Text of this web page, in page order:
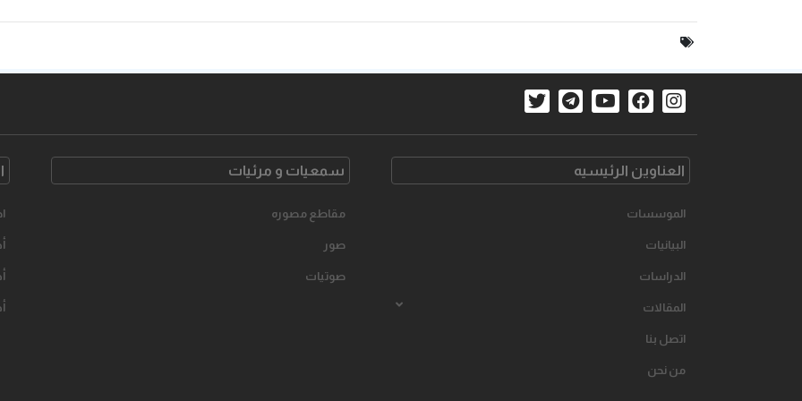
العناوین الرئیسیه
الموسسات
البیانیات
الدراسات
المقالات
اتصل بنا
من نحن
سمعیات و مرئیات
مقاطع مصوره
صور
صوتیات